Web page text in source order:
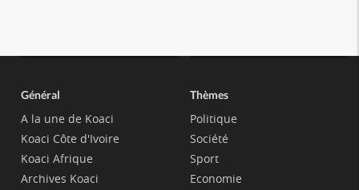
Général
A la une de Koaci
Koaci Côte d'Ivoire
Koaci Afrique
Archives Koaci
Thèmes
Politique
Société
Sport
Economie